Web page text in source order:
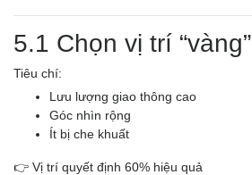
5.1 Chọn vị trí “vàng”
Tiêu chí:
Lưu lượng giao thông cao
Góc nhìn rộng
Ít bị che khuất
👉 Vị trí quyết định 60% hiệu quả